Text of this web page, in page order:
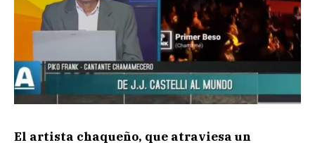
El artista chaqueño, que atraviesa un